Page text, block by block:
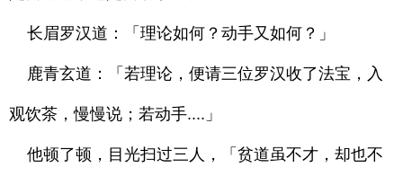
长眉罗汉道：「理论如何？动手又如何？」
鹿青玄道：「若理论，便请三位罗汉收了法宝，入
观饮茶，慢慢说；若动手....」
他顿了顿，目光扫过三人，「贫道虽不才，却也不